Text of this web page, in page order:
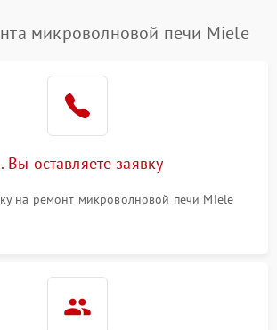
микроволновой печи Miele
Вы оставляете заявку
на ремонт микроволновой печи Miele